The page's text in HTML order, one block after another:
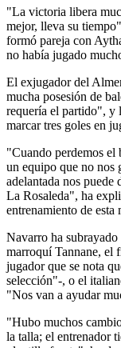
"La victoria libera
mejor, lleva su
formó pareja con
no había jugado
El exjugador del
mucha posesión de
requería el partido", y
marcar tres goles en
"Cuando perdemos el
un equipo que no nos
adelantada nos puede
La Rosaleda", ha
entrenamiento de esta
Navarro ha
marroquí Tannane, el
jugador que se nota
selección"-, o el
"Nos van a ayudar
"Hubo muchos
la talla; el entrenador